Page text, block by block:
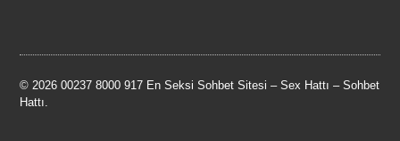
© 2026 00237 8000 917 En Seksi Sohbet Sitesi – Sex Hattı – Sohbet
Hattı.